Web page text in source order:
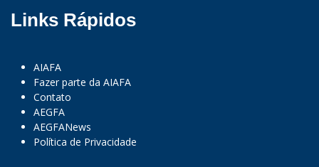
Links Rápidos
AIAFA
Fazer parte da AIAFA
Contato
AEGFA
AEGFANews
Política de Privacidade